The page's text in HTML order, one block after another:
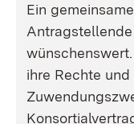
Ein
ihre Rechte